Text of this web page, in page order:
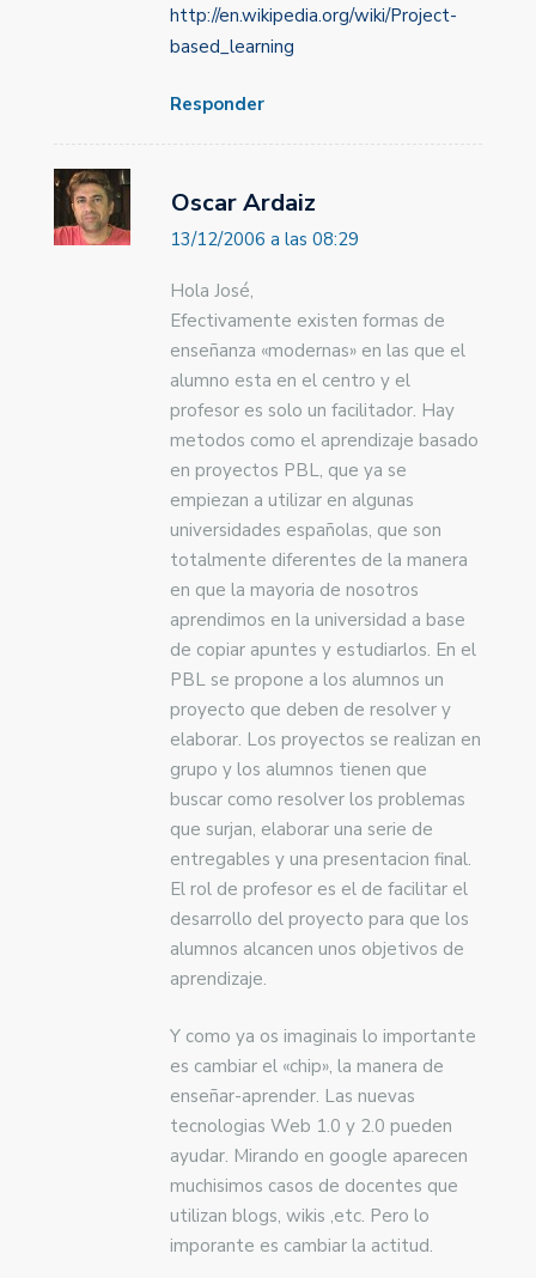
http://en.wikipedia.org/wiki/Project-
based_learning
Responder
Oscar Ardaiz
13/12/2006 a las 08:29
Hola José,
Efectivamente existen formas de
enseñanza «modernas» en las que el
alumno esta en el centro y el
profesor es solo un facilitador. Hay
metodos como el aprendizaje basado
en proyectos PBL, que ya se
empiezan a utilizar en algunas
universidades españolas, que son
totalmente diferentes de la manera
en que la mayoria de nosotros
aprendimos en la universidad a base
de copiar apuntes y estudiarlos. En el
PBL se propone a los alumnos un
proyecto que deben de resolver y
elaborar. Los proyectos se realizan en
grupo y los alumnos tienen que
buscar como resolver los problemas
que surjan, elaborar una serie de
entregables y una presentacion final.
El rol de profesor es el de facilitar el
desarrollo del proyecto para que los
alumnos alcancen unos objetivos de
aprendizaje.
Y como ya os imaginais lo importante
es cambiar el «chip», la manera de
enseñar-aprender. Las nuevas
tecnologias Web 1.0 y 2.0 pueden
ayudar. Mirando en google aparecen
muchisimos casos de docentes que
utilizan blogs, wikis ,etc. Pero lo
imporante es cambiar la actitud.